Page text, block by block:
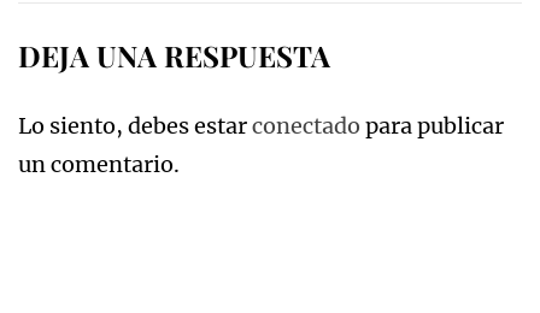
DEJA UNA RESPUESTA
Lo siento, debes estarconectado para publicar
un comentario.